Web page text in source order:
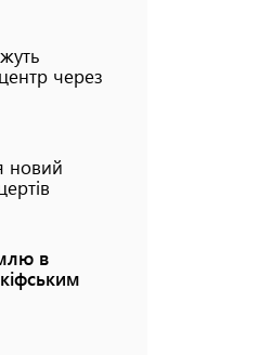
через
новий
в